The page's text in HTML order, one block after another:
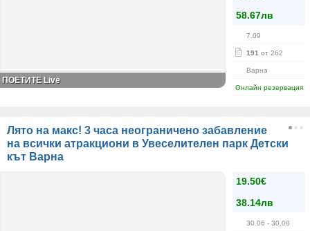
58.67лв
7.09
191 от 262
Варна
Онлайн резервация
ПОЕТИТЕ Live
Лято на макс! 3 часа неограничено забавление
на всички атракциони в Увеселителен парк Детски
кът Варна
19.50€
38.14лв
30.06 - 30.08